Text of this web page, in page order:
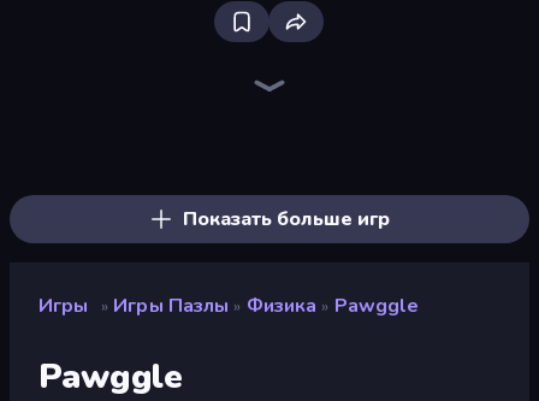
Показать больше игр
Игры » Игры Пазлы » Физика » Pawggle
Pawggle